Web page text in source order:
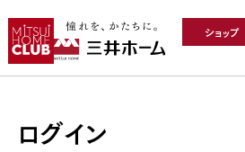
ショップ
ログイン